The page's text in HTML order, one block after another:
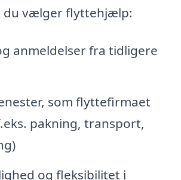
du vælger flyttehjælp:
anmeldelser fra tidligere
som flyttefirmaet
pakning, transport,
og fleksibilitet i